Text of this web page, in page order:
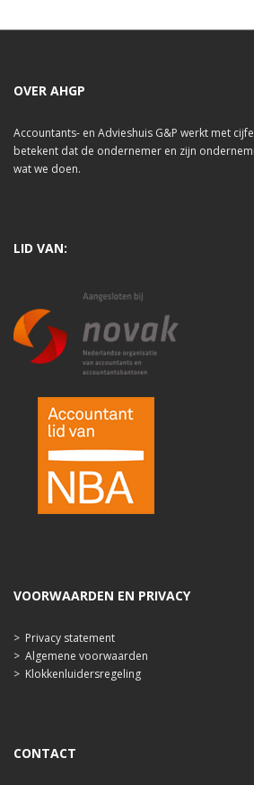
OVER AHGP
Accountants- en Advieshuis G&P werkt met
betekent dat de ondernemer en zijn
wat we doen.
LID VAN:
VOORWAARDEN EN PRIVACY
> Privacy statement
> Algemene voorwaarden
> Klokkenluidersregeling
CONTACT